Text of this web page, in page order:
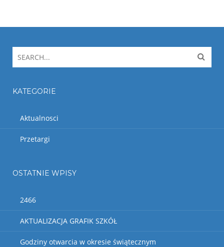
KATEGORIE
Aktualnosci
Przetargi
OSTATNIE WPISY
2466
AKTUALIZACJA GRAFIK SZKÓŁ
Godziny otwarcia w okresie świątecznym